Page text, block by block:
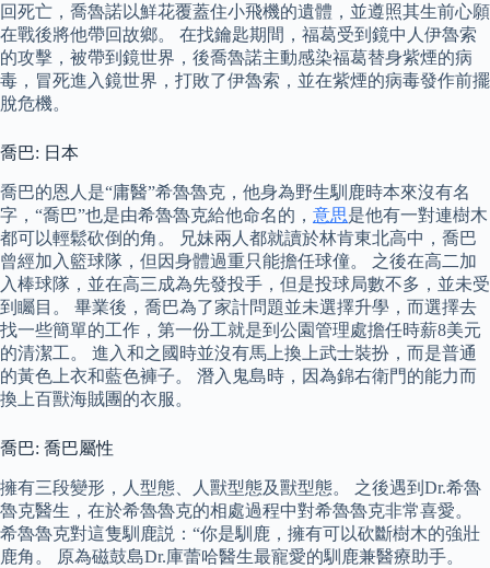
回死亡，喬魯諾以鮮花覆蓋住小飛機的遺體，並遵照其生前心願
在戰後將他帶回故鄉。 在找鑰匙期間，福葛受到鏡中人伊魯索
的攻擊，被帶到鏡世界，後喬魯諾主動感染福葛替身紫煙的病
毒，冒死進入鏡世界，打敗了伊魯索，並在紫煙的病毒發作前擺
脫危機。
喬巴: 日本
喬巴的恩人是“庸醫”希魯魯克，他身為野生馴鹿時本來沒有名
字，“喬巴”也是由希魯魯克給他命名的， 意思是他有一對連樹木
都可以輕鬆砍倒的角。 兄妹兩人都就讀於林肯東北高中，喬巴
曾經加入籃球隊，但因身體過重只能擔任球僮。 之後在高二加
入棒球隊，並在高三成為先發投手，但是投球局數不多，並未受
到矚目。 畢業後，喬巴為了家計問題並未選擇升學，而選擇去
找一些簡單的工作，第一份工就是到公園管理處擔任時薪8美元
的清潔工。 進入和之國時並沒有馬上換上武士裝扮，而是普通
的黃色上衣和藍色褲子。 潛入鬼島時，因為錦右衛門的能力而
換上百獸海賊團的衣服。
喬巴: 喬巴屬性
擁有三段變形，人型態、人獸型態及獸型態。 之後遇到Dr.希魯
魯克醫生，在於希魯魯克的相處過程中對希魯魯克非常喜愛。
希魯魯克對這隻馴鹿説：“你是馴鹿，擁有可以砍斷樹木的強壯
鹿角。 原為磁鼓島Dr.庫蕾哈醫生最寵愛的馴鹿兼醫療助手。